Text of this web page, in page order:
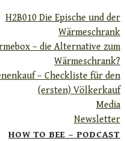
H2B010 Die Epische und der
Wärmeschrank
– die Alternative zum
Wärmeschrank?
– Checkliste für den
(ersten) Völkerkauf
Media
Newsletter
HOW TO BEE – PODCAST